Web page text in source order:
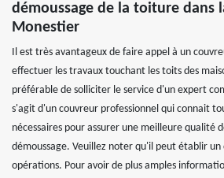
démoussage de la toiture dans
Monestier
Il est très avantageux de faire appel à un
effectuer les travaux touchant les toits des
préférable de solliciter le service d'un expert
s'agit d'un couvreur professionnel qui connait
nécessaires pour assurer une meilleure qualité
démoussage. Veuillez noter qu'il peut établir
opérations. Pour avoir de plus amples